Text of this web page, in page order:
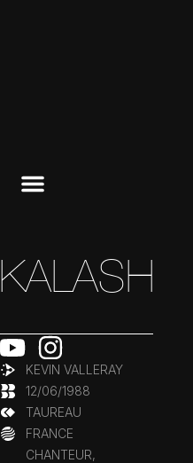
KALASH
KEVIN VALLERAY
12/06/1988
TAUREAU
FRANCE
CHANTEUR,